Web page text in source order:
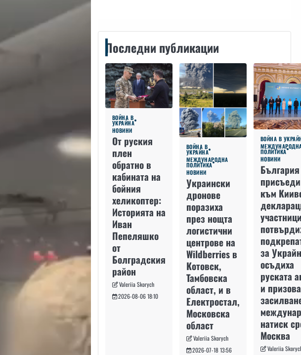
Последни публикации
ВОЙНА В
УКРАЙНА
НОВИНИ
От руския
плен
обратно в
кабината на
бойния
хеликоптер:
Историята на
Иван
Пепеляшко
от
Болградския
район
Valeriia Skorych
2026-08-06 18:10
ВОЙНА В
УКРАЙНА
МЕЖДУНАРОДНА
ПОЛИТИКА
НОВИНИ
Украински
дронове
поразиха
през нощта
логистични
центрове на
Wildberries в
Котовск,
Тамбовска
област, и в
Електростал,
Московска
област
Valeriia Skorych
2026-07-18 13:56
ВОЙНА В
ПОЛИТИКА
НОВИНИ
към
за
осъдиха
руската
и
натиск
Москва
Valeriia